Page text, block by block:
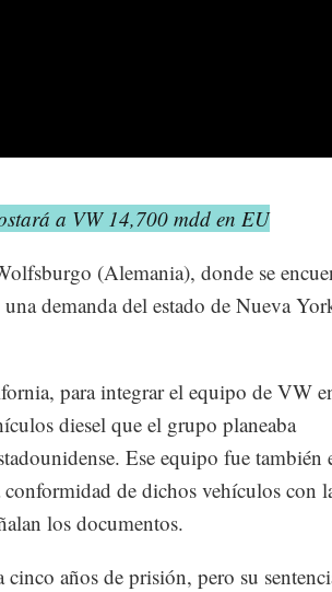
a VW 14,700 mdd en EU
(Alemania), donde se
demanda del estado de Nueva
para integrar el equipo de VW
diesel que el grupo planeaba
Ese equipo fue también
de dichos vehículos con
los documentos.
años de prisión, pero su